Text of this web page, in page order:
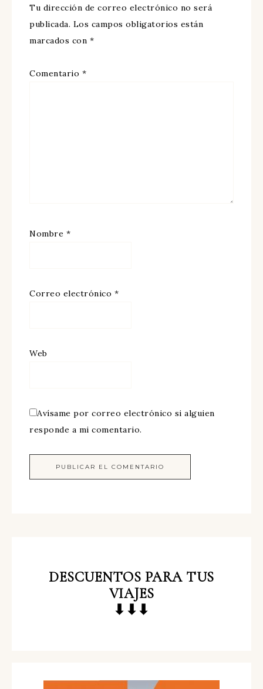
Tu dirección de correo electrónico no será
publicada. Los campos obligatorios están
marcados con *
Comentario *
Nombre *
Correo electrónico *
Web
Avísame por correo electrónico si alguien
responde a mi comentario.
DESCUENTOS PARA TUS
VIAJES
⬇⬇⬇